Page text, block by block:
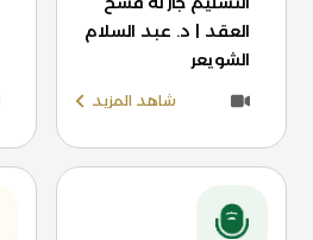
العقد | د. عبد السلام
الشويعر
شاهد المزيد